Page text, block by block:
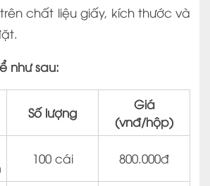
chất liệu giấy, kích thước và
như sau:
Số lượng
Giá
(vnđ/hộp)
100 cái 800.000đ